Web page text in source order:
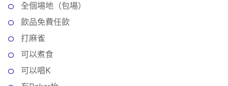
物
地
佈
置
活
動
婚
禮
侶
心
清
單
全個場地（包場）
飲品免費任飲
打麻雀
可以煮食
可以唱K